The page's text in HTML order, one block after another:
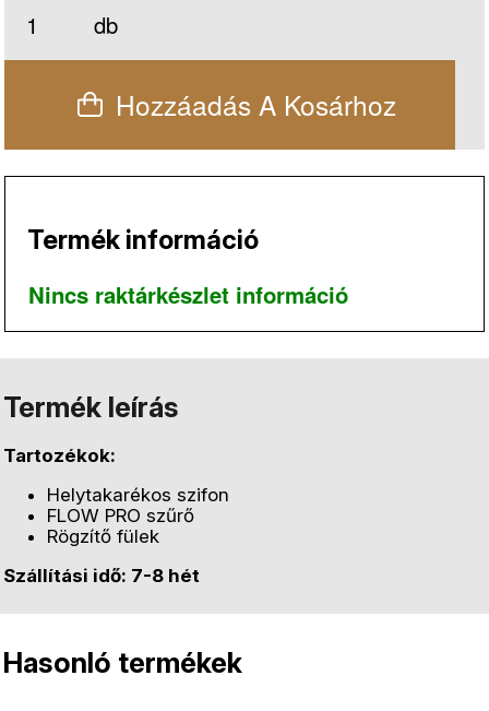
db
Hozzáadás A Kosárhoz
Termék információ
Nincs raktárkészlet információ
Termék leírás
Tartozékok:
Helytakarékos szifon
FLOW PRO szűrő
Rögzítő fülek
Szállítási idő: 7-8 hét
Hasonló termékek